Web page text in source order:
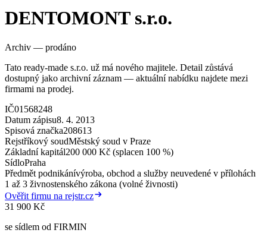
DENTOMONT s.r.o.
Archiv — prodáno
Tato ready-made s.r.o. už má nového majitele. Detail zůstává
dostupný jako archivní záznam — aktuální nabídku najdete mezi
firmami na prodej.
IČ01568248
Datum zápisu8. 4. 2013
Spisová značka208613
Rejstříkový soudMěstský soud v Praze
Základní kapitál200 000 Kč (splacen 100 %)
SídloPraha
Předmět podnikánívýroba, obchod a služby neuvedené v přílohách
1 až 3 živnostenského zákona (volné živnosti)
Ověřit firmu na rejstr.cz
31 900 Kč
se sídlem od FIRMIN